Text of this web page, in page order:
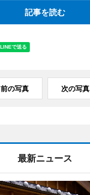
記事を読む
前の写真 次の写真
最新ニュース